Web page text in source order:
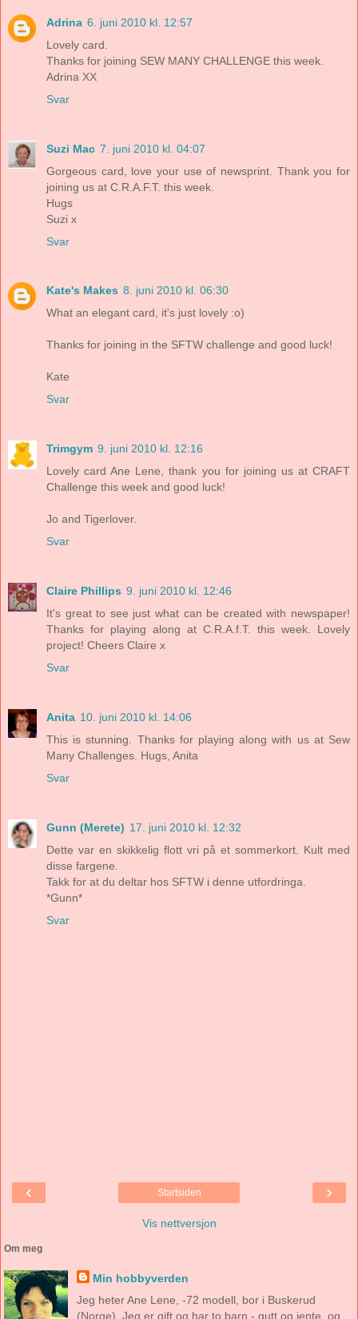
Adrina 6. juni 2010 kl. 12:57
Lovely card.
Thanks for joining SEW MANY CHALLENGE this week.
Adrina XX
Svar
Suzi Mac 7. juni 2010 kl. 04:07
Gorgeous card, love your use of newsprint. Thank you for
joining us at C.R.A.F.T. this week.
Hugs
Suzi x
Svar
Kate's Makes 8. juni 2010 kl. 06:30
What an elegant card, it's just lovely :o)
Thanks for joining in the SFTW challenge and good luck!
Kate
Svar
Trimgym 9. juni 2010 kl. 12:16
Lovely card Ane Lene, thank you for joining us at CRAFT
Challenge this week and good luck!
Jo and Tigerlover.
Svar
Claire Phillips 9. juni 2010 kl. 12:46
It's great to see just what can be created with newspaper!
Thanks for playing along at C.R.A.f.T. this week. Lovely
project! Cheers Claire x
Svar
Anita 10. juni 2010 kl. 14:06
This is stunning. Thanks for playing along with us at Sew
Many Challenges. Hugs, Anita
Svar
Gunn (Merete) 17. juni 2010 kl. 12:32
Dette var en skikkelig flott vri på et sommerkort. Kult med
disse fargene.
Takk for at du deltar hos SFTW i denne utfordringa.
*Gunn*
Svar
‹ ›
Startsiden
Vis nettversjon
Om meg
Min hobbyverden
Jeg heter Ane Lene, -72 modell, bor i Buskerud
(Norge). Jeg er gift og har to barn - gutt og jente, og